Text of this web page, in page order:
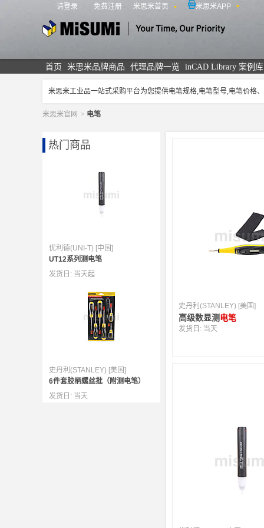
请登录 免费注册 米思米首页 米思米APP
首页 米思米品牌商品 代理品牌一览 inCAD Library 案例库
米思米工业品一站式采购平台为您提供电笔规格,电笔型号,电笔价格
米思米官网 > 电笔
热门商品
优利德(UNI-T) [中国]
UT12系列测电笔
发货日: 当天起
史丹利(STANLEY) [美国]
6件套胶柄螺丝批（附测电笔）
发货日: 当天
史丹利(STANLEY) [美国]
高级数显测电笔
发货日: 当天